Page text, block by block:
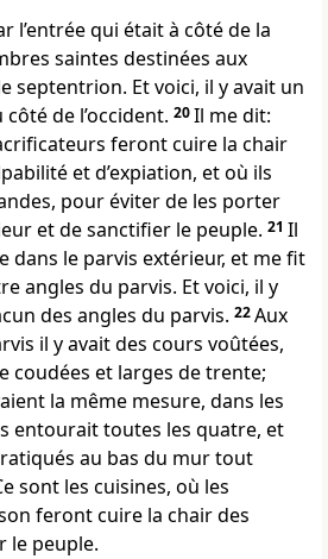
l’entrée qui était à côté de la
saintes destinées aux
septentrion. Et voici, il y avait un
de l’occident. 20Il me dit:
feront cuire la chair
et d’expiation, et où ils
pour éviter de les porter
et de sanctifier le peuple. 21 Il
dans le parvis extérieur, et me fit
angles du parvis. Et voici, il y
des angles du parvis. 22Aux
il y avait des cours voûtées,
coudées et larges de trente;
la même mesure, dans les
entourait toutes les quatre, et
au bas du mur tout
sont les cuisines, où les
feront cuire la chair des
le peuple.